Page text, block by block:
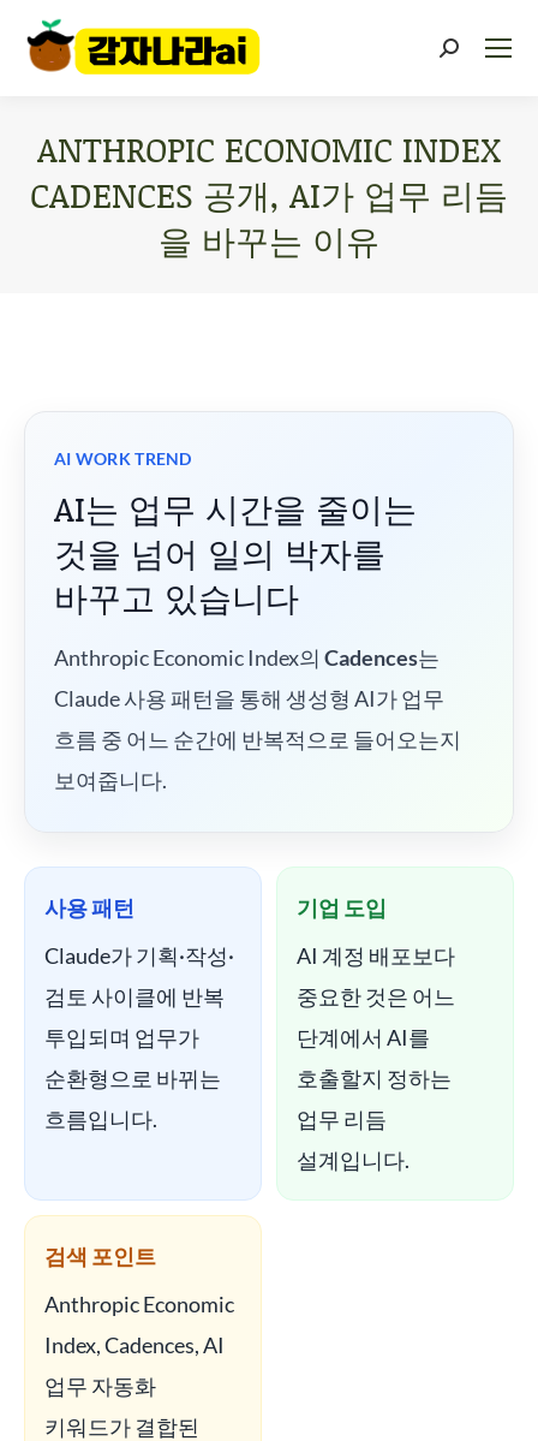
ANTHROPIC ECONOMIC INDEX
CADENCES 공개, AI가 업무 리듬
을 바꾸는 이유
AI WORK TREND
AI는 업무 시간을 줄이는
것을 넘어 일의 박자를
바꾸고 있습니다
Anthropic Economic Index의 Cadences는
Claude 사용 패턴을 통해 생성형 AI가 업무
흐름 중 어느 순간에 반복적으로 들어오는지
보여줍니다.
사용 패턴
Claude가 기획·작성·
검토 사이클에 반복
투입되며 업무가
순환형으로 바뀌는
흐름입니다.
기업 도입
AI 계정 배포보다
중요한 것은 어느
단계에서 AI를
호출할지 정하는
업무 리듬
설계입니다.
검색 포인트
Anthropic Economic
Index, Cadences, AI
업무 자동화
키워드가 결합된